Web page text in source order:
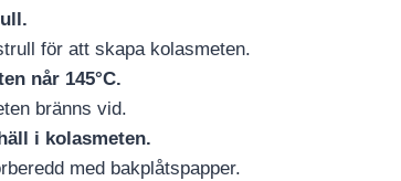
för att skapa kolasmeten.
når 145°C.
bränns vid.
i kolasmeten.
med bakplåtspapper.